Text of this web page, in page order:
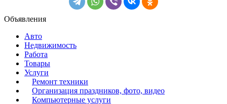
Объявления
Авто
Недвижимость
Работа
Товары
Услуги
Ремонт техники
Организация праздников, фото, видео
Компьютерные услуги